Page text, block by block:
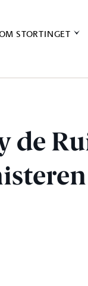
STORTINGET
de